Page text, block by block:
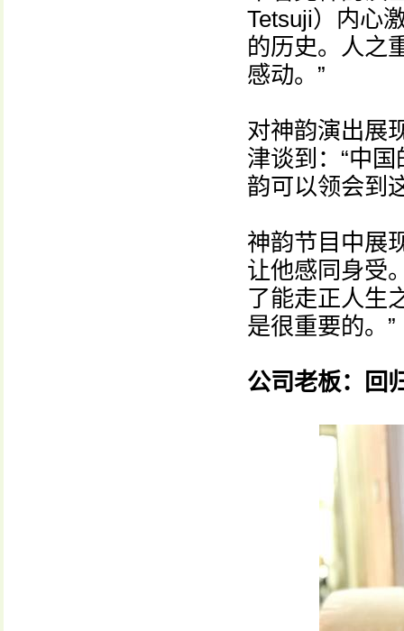
Tetsuji）内心
的历史。人之
感动。”
对神韵演出展
津谈到：“中
韵可以领会到
神韵节目中展
让他感同身受
了能走正人生
是很重要的。”
公司老板：回